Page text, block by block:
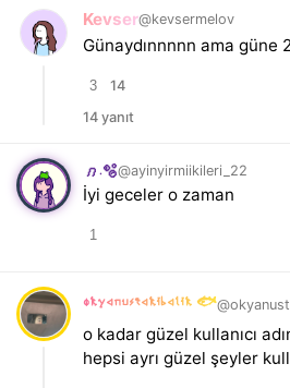
Kevser@kevsermelov
Günaydınnnnn ama güne
3
14
14 yanıt
𝑛.🫧@ayinyirmiikileri_22
İyi geceler o zaman
1
okyanustakibalik 🐟
o kadar güzel kullanıcı
hepsi ayrı güzel şeyler